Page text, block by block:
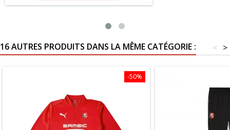
16 AUTRES PRODUITS DANS LA MÊME CATÉGORIE : >
<
-50%